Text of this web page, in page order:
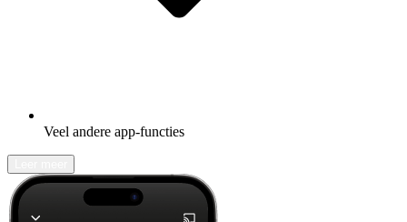
Veel andere app-functies